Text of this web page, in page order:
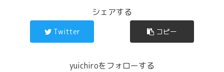
シェアする
Twitter コピー
yuichiroをフォローする